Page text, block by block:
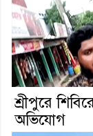
শ্রীপুরে
অভিযোগ